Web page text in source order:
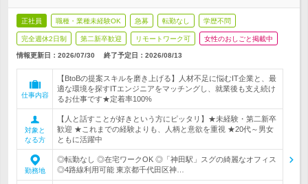
正社員 職種・業種未経験OK 急募 転勤なし 学歴不問
完全週休2日制 第二新卒歓迎 リモートワーク可 女性のおしごと掲載中
情報更新日：2026/07/30 終了予定日： 2026/08/13
仕事内容
【BtoBの提案スキルを磨き上げる】人材不足に悩むIT企業と、最
適な環境を探すITエンジニアをマッチングし、就業後も支え続け
るお仕事です★定着率100%
対象と
なる方
【人と話すことが好きという方にピッタリ】★未経験・第二新卒
歓迎 ★これまでの経験よりも、人柄と意欲を重視 ★20代～男女
ともに活躍中
勤務地
◎転勤なし ◎在宅ワークOK ◎「神田駅」スグの綺麗なオフィス
◎4路線利用可能 東京都千代田区神…